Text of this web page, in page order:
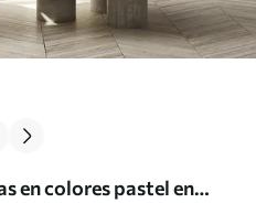
en colores pastel en